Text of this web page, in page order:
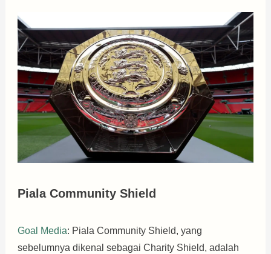
Piala Community Shield
Goal Media: Piala Community Shield, yang
sebelumnya dikenal sebagai Charity Shield, adalah